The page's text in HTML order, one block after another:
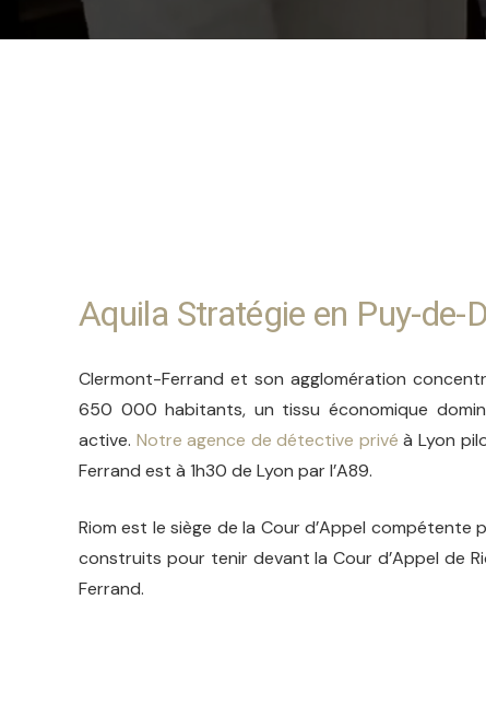
Aquila Stratégie en Puy-de-
Clermont-Ferrand et son agglomération
650 000 habitants, un tissu économique
active. Notre agence de détective privé à Lyon
Ferrand est à 1h30 de Lyon par l’A89.
Riom est le siège de la Cour d’Appel
construits pour tenir devant la Cour d’Appel de
Ferrand.